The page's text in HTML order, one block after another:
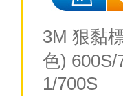
3M 狠黏
色) 600S/
1/700S